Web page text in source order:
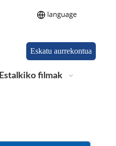
Eskatu aurrekontua
Estalkiko filmak